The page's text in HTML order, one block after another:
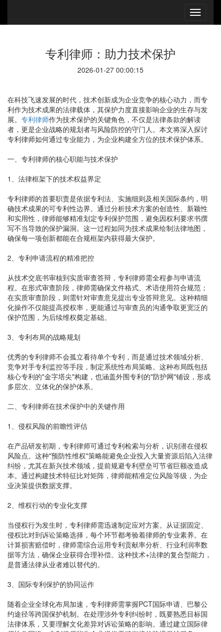
专利律师：助力技术保护
2026-01-27 00:00:15
在科技飞速发展的时代，技术创新成为企业竞争的核心动力，而专
利作为技术成果的法律载体，其保护力度直接影响企业的生存与发
展。 专利律师作为技术保护的关键角色，不仅是法律条款的解读
者，更是企业战略的规划者与风险防控的守门人。本文将深入探讨
专利律师如何通过专业能力，为企业构建全方位的技术保护体系。
一、专利律师的核心职能与技术保护
1、法律框架下的技术权益界定
专利律师的首要职责是依据专利法、实施细则及相关国际条约，明
确技术成果的可专利性边界。通过分析技术方案的创造性、新颖性
和实用性，律师能够精准划定专利保护范围，避免因权利要求书撰
写不当导致的保护漏洞。这一过程如同为技术成果绘制法律地图，
确保每一项创新都能在合规框架内获得最大保护。
2、专利申请流程的精准把控
从技术交底书审核到实质审查答辩，专利律师需全程参与申请流
程。在形式审查阶段，律师需确保文件格式、术语使用符合规范；
在实质审查阶段，则需针对审查意见提出专业答辩意见。这种精细
化操作不仅能提高授权率，更能通过与审查员的沟通争取更宽泛的
保护范围，为后续维权奠定基础。
3、专利布局的战略规划
优秀的专利律师不会孤立看待单个专利，而是通过技术领域分析、
竞争对手专利监控等手段，制定系统性布局策略。这种布局既包括
核心专利的"金字塔尖"构建，也涵盖外围专利的"防护网"铺设，形成
多层次、立体化的保护体系。
二、专利律师在技术保护中的关键作用
1、侵权风险的前瞻性评估
在产品研发初期，专利律师可通过专利检索与分析，识别潜在侵权
风险点。这种"预防性维权"策略能避免企业投入大量资源后陷入法律
纠纷，尤其在新兴技术领域，提前规避专利壁垒可节省巨额改造成
本。通过构建技术特征比对矩阵，律师能精准定位风险等级，为企
业决策提供数据支撑。
2、维权行动的专业化支撑
当侵权行为发生时，专利律师需迅速制定应对方案。从证据固定、
侵权比对到诉讼策略选择，每个环节都考验着律师的专业素养。在
计算损害赔偿时，律师需综合运用专利贡献率分析、行业利润率数
据等方法，确保企业获得合理补偿。这种技术+法律的复合型能力，
是普通法律从业者难以替代的。
3、国际专利保护的协同运作
随着企业全球化布局加速，专利律师需掌握PCT国际申请、巴黎公
约途径等跨国保护机制。在处理涉外专利纠纷时，既要熟悉目标国
法律体系，又要理解文化差异对诉讼策略的影响。通过建立国际律